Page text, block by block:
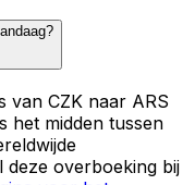
van CZK naar ARS
het midden tussen
deze overboeking bij